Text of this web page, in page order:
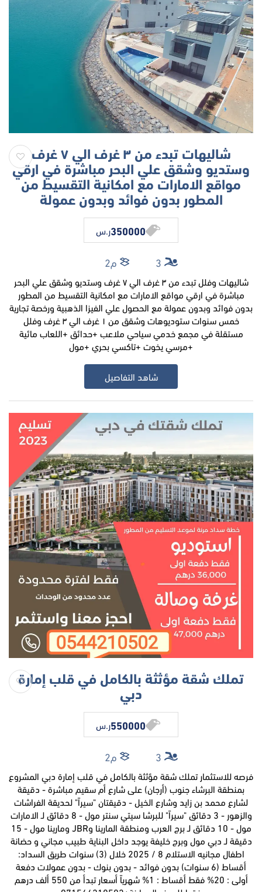
شاليهات تبدء من ٣ غرف الي ٧ غرف
وستديو وشقق علي البحر مباشرة في ارقي
مواقع الامارات مع امكانية التقسيط من
المطور بدون فوائد وبدون عمولة
350000ر.س
3 م2
شاليهات وفلل تبدء من ٣ غرف الي ٧ غرف وستديو وشقق علي البحر
مباشرة في ارقي مواقع الامارات مع امكانية التقسيط من المطور
بدون فوائد وبدون عمولة مع الحصول علي الفيزا الذهبية ورخصة تجارية
خمس سنوات ستوديوهات وشقق من ١ غرف الي ٣ غرف وفلل
مستقلة في مجمع خدمي سياحي ملاعب +حدائق +اللعاب مائية
+مرسي يخوت +تاكسي بحري +مول
شاهد التفاصيل
تملك شقة مؤثثة بالكامل في قلب إمارة
دبي
550000ر.س
3 م2
فرصه للاستثمار تملك شقة مؤثثة بالكامل في قلب إمارة دبي المشروع
بمنطقة البرشاء جنوب (أرجان) على شارع أم سقيم مباشرة - دقيقة
لشارع محمد بن زايد وشارع الخيل - دقيقتان "سيراً" لحديقة الفراشات
والزهور - 3 دقائق "سيراً" للبرشا سيتي سنتر مول - 8 دقائق لـ الامارات
مول - 10 دقائق لـ برج العرب ومنطقة المارينا وJBR ومارينا مول - 15
دقيقة لـ دبي مول وبرج خليفة يوجد داخل البناية طبيب مجاني و حضانة
اطفال مجانيه الاستلام 8 / 2025 خلال (3) سنوات طريق السداد:
أقساط (6 سنوات) بدون فوائد - بدون بنوك - بدون عمولات دفعة
أولى : 20% فقط أقساط : 1% شهرياً أسعار تبدأ من 550 ألف درهم